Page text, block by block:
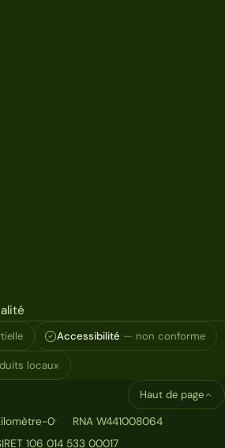
Accessibilité — non conforme
locaux
0
RNA W441008064
106 014 533 00017
Haut de page